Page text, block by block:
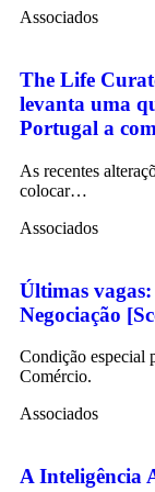
Associados
The Life
levanta uma
Portugal a
As recentes
colocar…
Associados
Últimas
Negociação
Condição especial
Comércio.
Associados
A Inteligência